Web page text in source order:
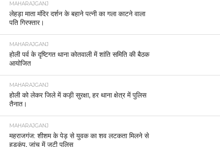
MAHARAJGANJ
लेहड़ा माता मंदिर दर्शन के बहाने पत्नी का गला काटने वाला
पति गिरफ्तार।
MAHARAJGANJ
होली पर्व के दृष्टिगत थाना कोतवाली में शांति समिति की बैठक
आयोजित
MAHARAJGANJ
होली को लेकर जिले में कड़ी सुरक्षा, हर थाना क्षेत्र में पुलिस
तैनात।
MAHARAJGANJ
महराजगंज: शीशम के पेड़ से युवक का शव लटकता मिलने से
हड़कंप, जांच में जुटी पुलिस